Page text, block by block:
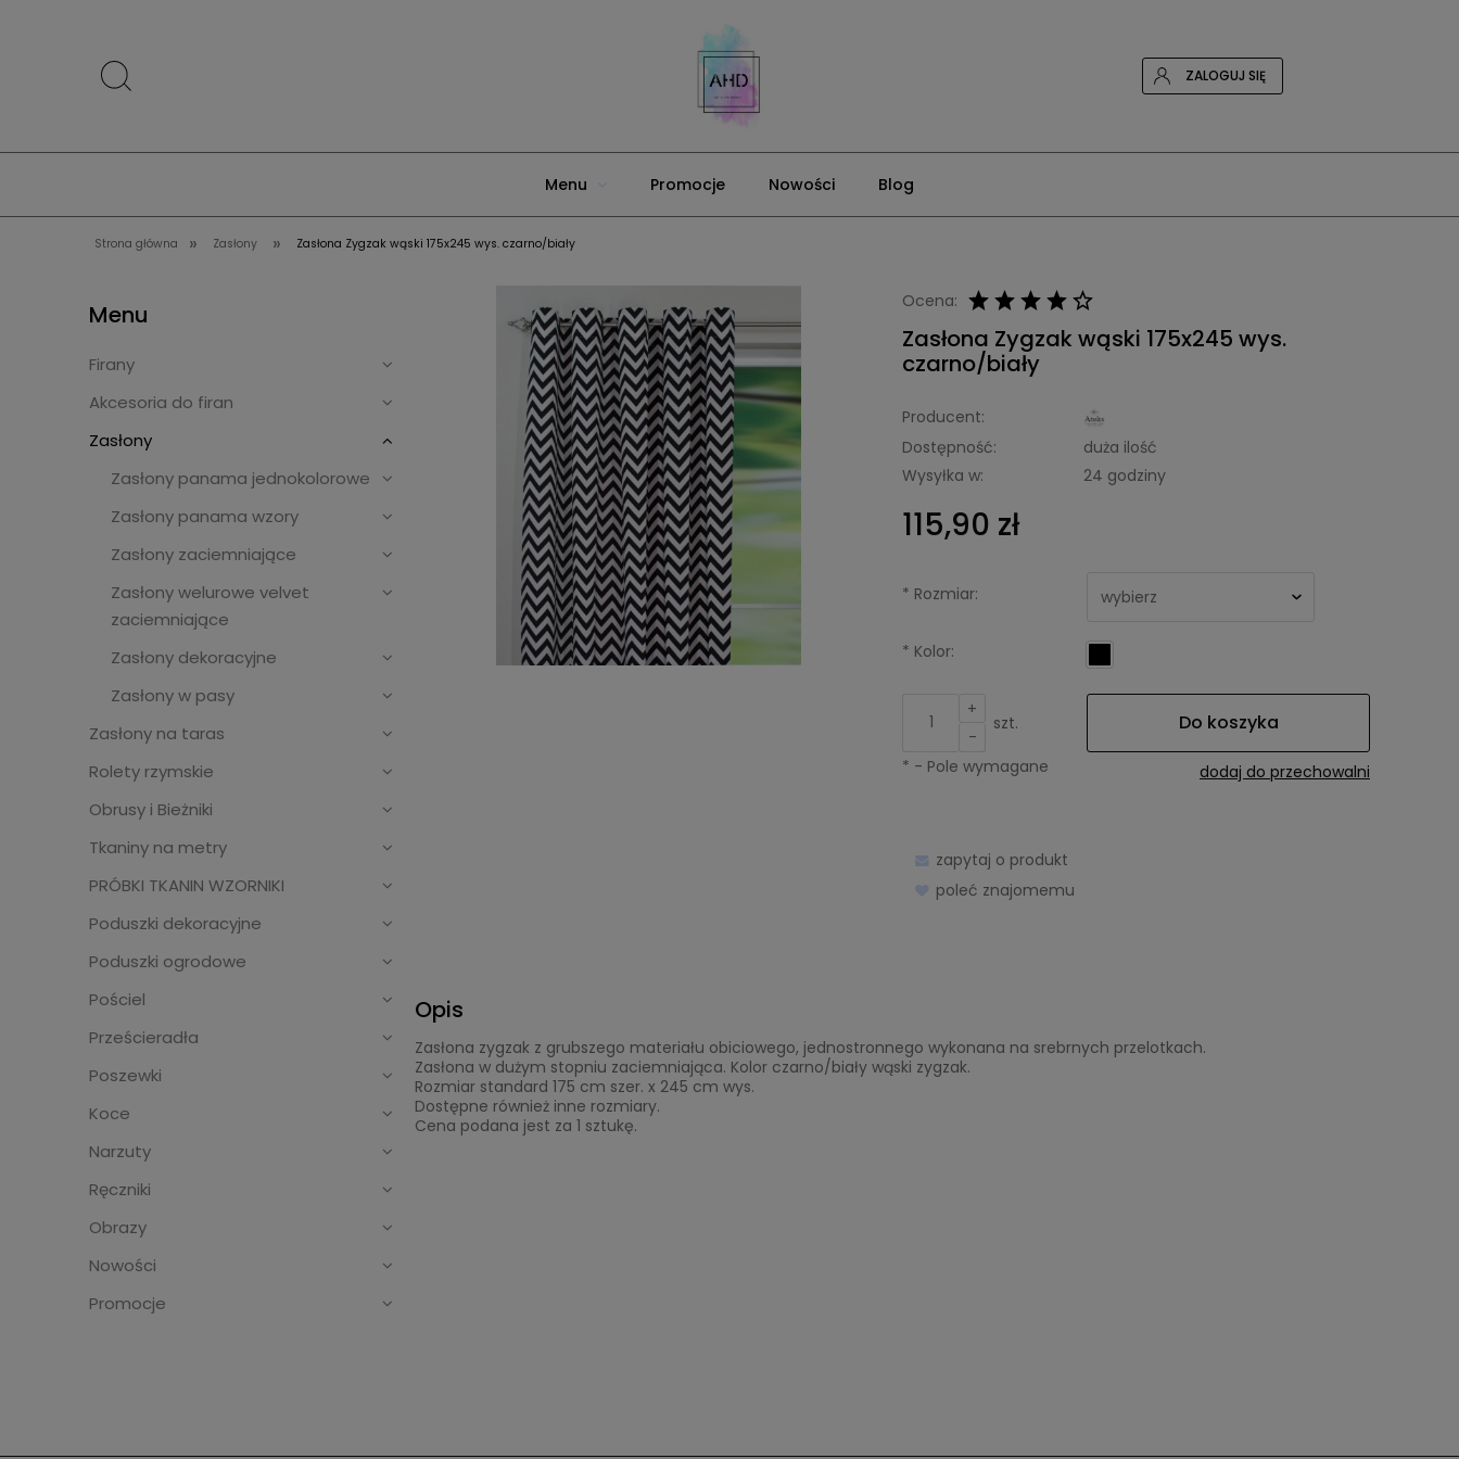
ZALOGUJ SIĘ
Menu Promocje Nowości Blog
Strona główna » Zasłony » Zasłona Zygzak wąski 175x245 wys. czarno/biały
Menu
Firany
Akcesoria do firan
Zasłony
Zasłony panama jednokolorowe
Zasłony panama wzory
Zasłony zaciemniające
Zasłony welurowe velvet
zaciemniające
Zasłony dekoracyjne
Zasłony w pasy
Zasłony na taras
Rolety rzymskie
Obrusy i Bieżniki
Tkaniny na metry
PRÓBKI TKANIN WZORNIKI
Poduszki dekoracyjne
Poduszki ogrodowe
Pościel
Prześcieradła
Poszewki
Koce
Narzuty
Ręczniki
Obrazy
Nowości
Promocje
Ocena:
Zasłona Zygzak wąski 175x245 wys.
czarno/biały
Producent:
Dostępność:
duża ilość
Wysyłka w:
24 godziny
115,90 zł
* Rozmiar:
* Kolor:
+
-
szt. Do koszyka
dodaj do przechowalni
* - Pole wymagane
zapytaj o produkt
poleć znajomemu
Opis
Zasłona zygzak z grubszego materiału obiciowego, jednostronnego wykonana na srebrnych przelotkach.
Zasłona w dużym stopniu zaciemniająca. Kolor czarno/biały wąski zygzak.
Rozmiar standard 175 cm szer. x 245 cm wys.
Dostępne również inne rozmiary.
Cena podana jest za 1 sztukę.